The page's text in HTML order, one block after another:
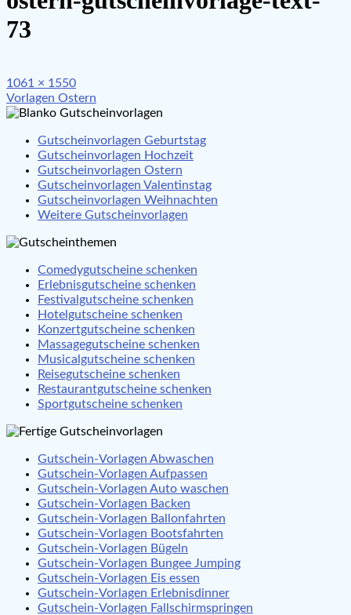
73
Full
size
1061 × 1550
Beitragsnavigation
Vorlagen Ostern
Gutscheinvorlagen Geburtstag
Gutscheinvorlagen Hochzeit
Gutscheinvorlagen Ostern
Gutscheinvorlagen Valentinstag
Gutscheinvorlagen Weihnachten
Weitere Gutscheinvorlagen
Comedygutscheine schenken
Erlebnisgutscheine schenken
Festivalgutscheine schenken
Hotelgutscheine schenken
Konzertgutscheine schenken
Massagegutscheine schenken
Musicalgutscheine schenken
Reisegutscheine schenken
Restaurantgutscheine schenken
Sportgutscheine schenken
Gutschein-Vorlagen Abwaschen
Gutschein-Vorlagen Aufpassen
Gutschein-Vorlagen Auto waschen
Gutschein-Vorlagen Backen
Gutschein-Vorlagen Ballonfahrten
Gutschein-Vorlagen Bootsfahrten
Gutschein-Vorlagen Bügeln
Gutschein-Vorlagen Bungee Jumping
Gutschein-Vorlagen Eis essen
Gutschein-Vorlagen Erlebnisdinner
Gutschein-Vorlagen Fallschirmspringen